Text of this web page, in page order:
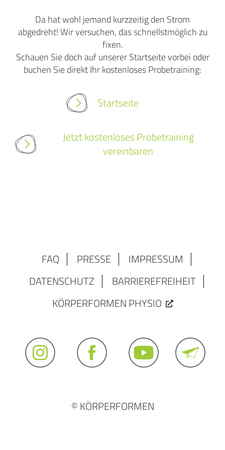
Da hat wohl jemand kurzzeitig den Strom
abgedreht! Wir versuchen, das schnellstmöglich zu
fixen.
Schauen Sie doch auf unserer Startseite vorbei oder
buchen Sie direkt Ihr kostenloses Probetraining:
Startseite
Jetzt kostenloses Probetraining
vereinbaren
FAQ PRESSE
IMPRESSUM
DATENSCHUTZ
BARRIEREFREIHEIT
KÖRPERFORMEN PHYSIO
© KÖRPERFORMEN